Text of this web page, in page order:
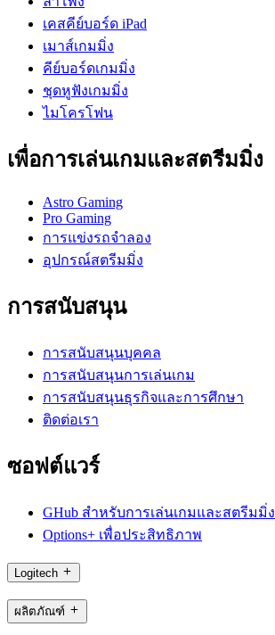
เคสคีย์บอร์ด iPad
เมาส์เกมมิ่ง
คีย์บอร์ดเกมมิ่ง
ชุดหูฟังเกมมิ่ง
ไมโครโฟน
เพื่อการเล่นเกมและสตรีมมิ่ง
Astro Gaming
Pro Gaming
การแข่งรถจำลอง
อุปกรณ์สตรีมมิ่ง
การสนับสนุน
การสนับสนุนบุคคล
การสนับสนุนการเล่นเกม
การสนับสนุนธุรกิจและการศึกษา
ติดต่อเรา
ซอฟต์แวร์
GHub สำหรับการเล่นเกมและสตรีมมิ่ง
Options+ เพื่อประสิทธิภาพ
Logitech
ผลิตภัณฑ์